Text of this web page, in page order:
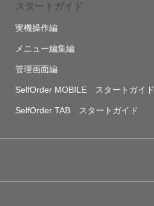
スタートガイド
実機操作編
メニュー編集編
管理画面編
SelfOrder MOBILE スタートガイド
SelfOrder TAB スタートガイド